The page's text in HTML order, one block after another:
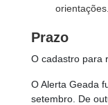
orientações.
Prazo
O cadastro para
O Alerta Geada
setembro. De